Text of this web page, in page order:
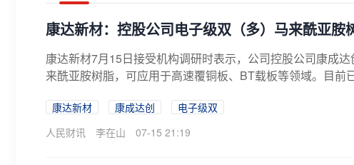
康达新材：控股公司电子级双（多）马来酰亚胺
康达新材7月15日接受机构调研时表示，公司控股公司康成
来酰亚胺树脂，可应用于高速覆铜板、BT载板等领域。目
康达新材 康成达创
电子级双
人民财讯
李在山 07-15 21:19